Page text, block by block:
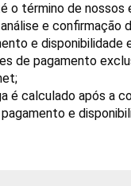
o término de nossos
e confirmação
e disponibilidade
de pagamento
é calculado após a
e